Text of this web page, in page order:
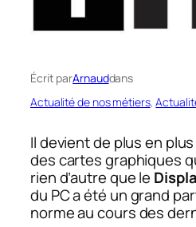
Écrit parArnauddans
Actualité de nos métiers,
Il devient de plus en
des cartes graphiques
rien d’autre que le
du PC a été un grand
norme au cours des